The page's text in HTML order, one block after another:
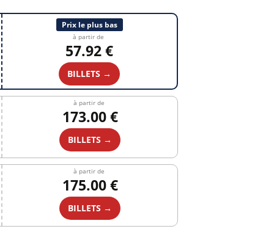
Prix le plus bas
à partir de
57.92 €
BILLETS →
à partir de
173.00 €
BILLETS →
à partir de
175.00 €
BILLETS →